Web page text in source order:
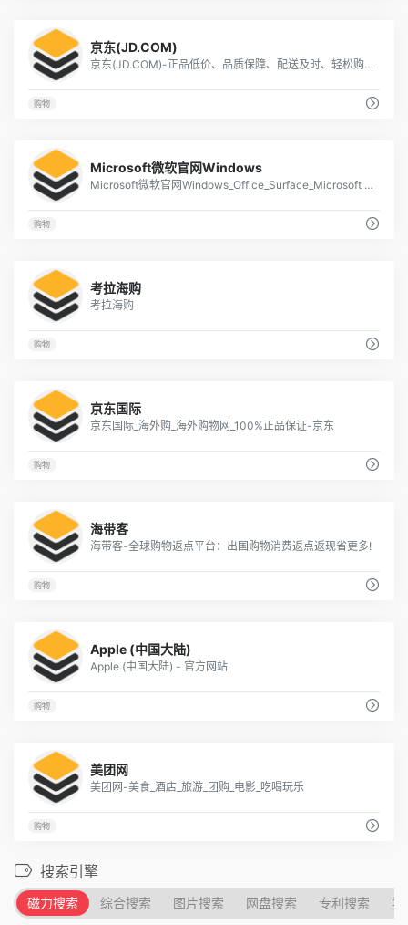
京东(JD.COM)
京东(JD.COM)-正品低价、品质保障、配送及时、轻松购物！
购物
Microsoft微软官网Windows
Microsoft微软官网Windows_Office_Surface_Microsoft 365_Xbox_微软官方商城Microsoft Store
购物
考拉海购
考拉海购
购物
京东国际
京东国际_海外购_海外购物网_100%正品保证-京东
购物
海带客
海带客-全球购物返点平台：出国购物消费返点返现省更多!
购物
Apple (中国大陆)
Apple (中国大陆) - 官方网站
购物
美团网
美团网-美食_酒店_旅游_团购_电影_吃喝玩乐
购物
搜索引擎
磁力搜索 综合搜索 图片搜索 网盘搜索 专利搜索 学